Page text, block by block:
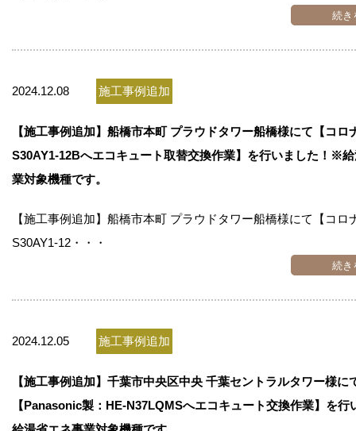
続き
2024.12.08 施工事例追加
【施工事例追加】船橋市本町 プラウドタワー船橋様にて【コロ
S30AY1-12Bへエコキュート取替交換作業】を行いました！※
業対象機種です。
【施工事例追加】船橋市本町 プラウドタワー船橋様にて【コロ
S30AY1-12・・・
続き
2024.12.05 施工事例追加
【施工事例追加】千葉市中央区中央 千葉セントラルタワー様に
【Panasonic製：HE-N37LQMSへエコキュート交換作業】を